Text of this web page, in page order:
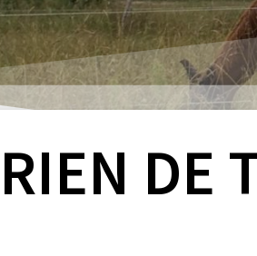
RIEN DE